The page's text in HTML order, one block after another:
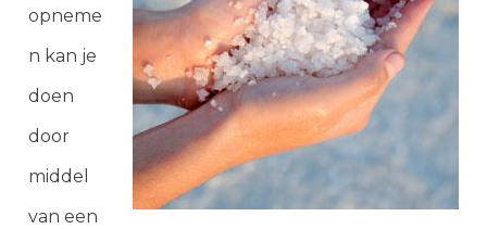
opneme
n kan je
doen
door
middel
van een